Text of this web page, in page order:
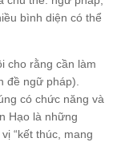
bình diện có thể
cho rằng cần làm
đề ngữ pháp).
có chức năng và
Hạo là những
“kết thúc, mang